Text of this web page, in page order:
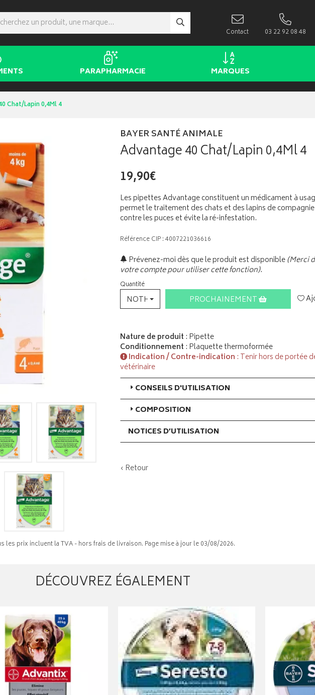
Contact 03 22 92 08 48
PARAPHARMACIE MARQUES
Chat/Lapin 0,4Ml 4
BAYER SANTÉ ANIMALE
Advantage 40 Chat/Lapin 0,4Ml 4
19,90€
Les pipettes Advantage constituent un médicament à
permet le traitement des chats et des lapins de
contre les puces et évite la ré-infestation.
Référence CIP : 4007221036616
Prévenez-moi dès que le produit est disponible(Merci
votre compte pour utiliser cette fonction).
Quantité
NOTHING SELECTEDPROCHAINEMENT
Nature de produit : Pipette
Conditionnement : Plaquette thermoformée
Indication / Contre-indication : Tenir hors de portée
vétérinaire
CONSEILS D'UTILISATION
COMPOSITION
NOTICES D’UTILISATION
‹ Retour
les prix incluent la TVA - hors frais de livraison. Page mise à jour le 03/08/2026.
DÉCOUVREZ ÉGALEMENT